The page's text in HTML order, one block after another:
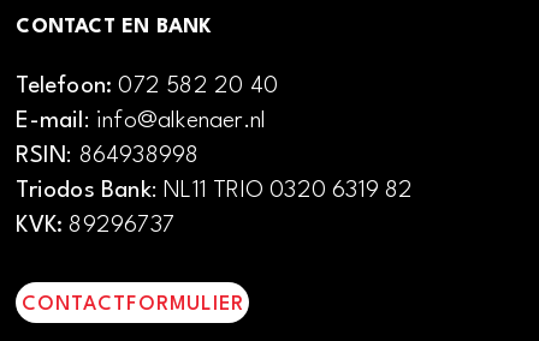
CONTACT EN BANK
Telefoon:072 582 20 40
E-mail: info@alkenaer.nl
RSIN: 864938998
Triodos Bank: NL11 TRIO 0320 6319 82
KVK: 89296737
CONTACTFORMULIER